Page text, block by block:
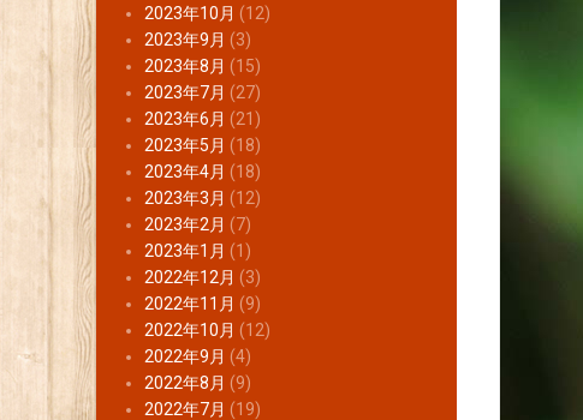
2023年10月 (12)
2023年9月 (3)
2023年8月 (15)
2023年7月 (27)
2023年6月 (21)
2023年5月 (18)
2023年4月 (18)
2023年3月 (12)
2023年2月 (7)
2023年1月 (1)
2022年12月 (3)
2022年11月 (9)
2022年10月 (12)
2022年9月 (4)
2022年8月 (9)
2022年7月 (19)